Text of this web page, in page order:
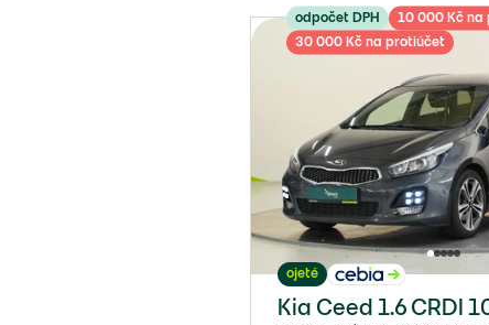
odpočet DPH
10 000 Kč na
30 000 Kč na protiúčet
ojeté
Kia Ceed 1.6 CRDI